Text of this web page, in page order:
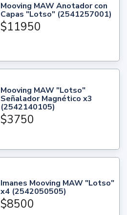
Mooving MAW Anotador con
Capas "Lotso" (2541257001)
$11950
Mooving MAW "Lotso"
Señalador Magnético x3
(2542140105)
$3750
Imanes Mooving MAW "Lotso"
x4 (2542050505)
$8500